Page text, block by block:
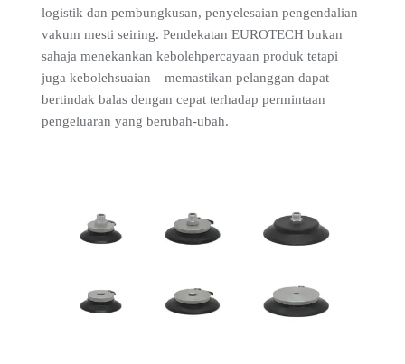
logistik dan pembungkusan, penyelesaian pengendalian
vakum mesti seiring. Pendekatan EUROTECH bukan
sahaja menekankan kebolehpercayaan produk tetapi
juga kebolehsuaian—memastikan pelanggan dapat
bertindak balas dengan cepat terhadap permintaan
pengeluaran yang berubah-ubah.